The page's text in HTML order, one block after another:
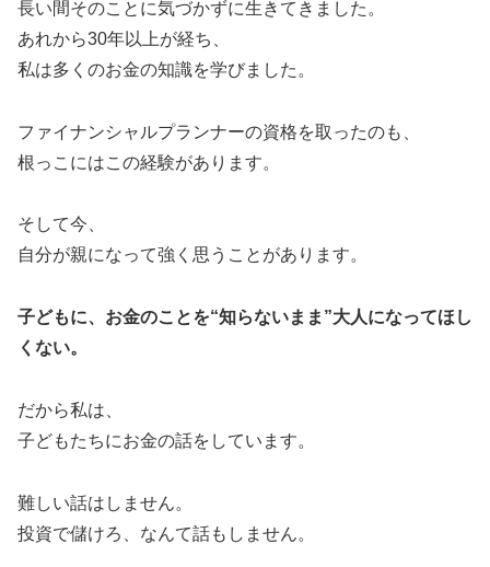
長い間そのことに気づかずに生きてきました。
あれから30年以上が経ち、
私は多くのお金の知識を学びました。
ファイナンシャルプランナーの資格を取ったのも、
根っこにはこの経験があります。
そして今、
自分が親になって強く思うことがあります。
子どもに、お金のことを“知らないまま”大人になってほし
くない。
だから私は、
子どもたちにお金の話をしています。
難しい話はしません。
投資で儲けろ、なんて話もしません。